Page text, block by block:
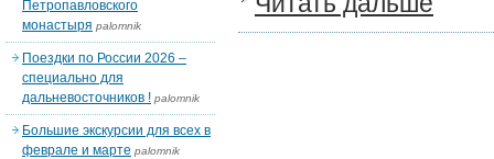
Петропавловского
монастыря palomnik
Поездки по России 2026 –
специально для
дальневосточников ! palomnik
Большие экскурсии для всех в
феврале и марте palomnik